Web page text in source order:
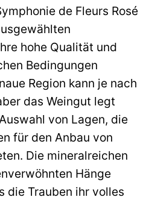
de Fleurs Rosé
hohe Qualität und
Bedingungen
Region kann je nach
das Weingut legt
von Lagen, die
für den Anbau von
Die mineralreichen
Hänge
die Trauben ihr volles